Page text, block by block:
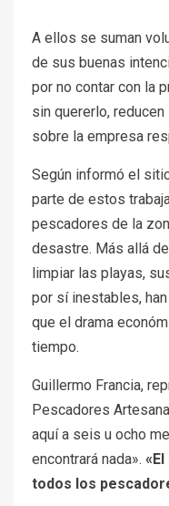
A ellos se suman
de sus buenas
por no contar con la
sin quererlo,
sobre la empresa
Según informó el
parte de estos
pescadores de la
desastre. Más allá
limpiar las playas,
por sí inestables,
que el drama
tiempo.
Guillermo Francia,
Pescadores
aquí a seis u ocho
encontrará nada».
todos los